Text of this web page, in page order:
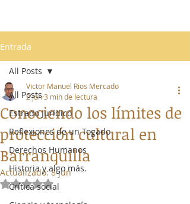
Entrada
All Posts
Estrado Jurídico
Reflexiones de un Togado
Derechos Humanos
Historia y algo más.
Crítica social
All Posts
Conociendo los límites de
protección cultural en
Barranquilla
Victor Manuel Rios Mercado
2 jun3 min de lectura
Actualizado:8 jun
Obtuvo NaN de 5 estrellas.